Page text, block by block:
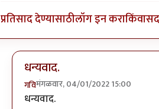
प्रतिसाद देण्यासाठीलॉग इन कराकिंवा
धन्यवाद.
गविमंगळवार, 04/01/2022 15:00
In reply to
धन्यवाद.